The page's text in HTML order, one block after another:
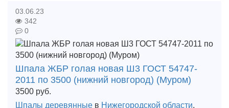
03.06.23
342
0
Шпала ЖБР голая новая Ш3 ГОСТ 54747-
2011 по 3500 (нижний новгород) (Муром)
3500 руб.
Шпалы деревянные в Нижегородской области,